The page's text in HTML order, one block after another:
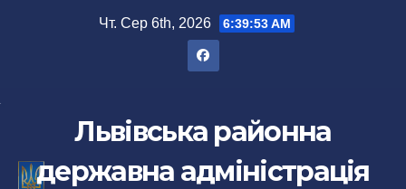
Чт. Сер 6th, 2026 6:39:53 AM
Львівська районна
державна адміністрація